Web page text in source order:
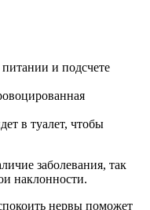
и подсчете
в туалет, чтобы
заболевания, так
наклонности.
нервы поможет